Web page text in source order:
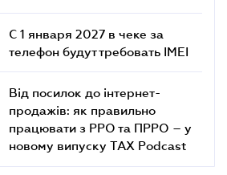
С 1 января 2027 в чеке за
телефон будут требовать IMEI
Від посилок до інтернет-
продажів: як правильно
працювати з РРО та ПРРО – у
новому випуску TAX Podcast